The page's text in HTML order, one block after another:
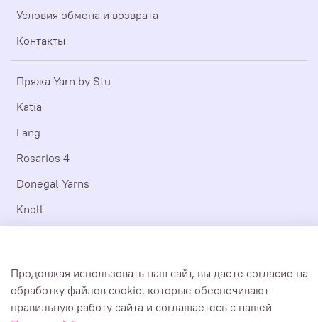
Условия обмена и возврата
Контакты
Пряжа Yarn by Stu
Katia
Lang
Rosarios 4
Donegal Yarns
Knoll
Все документы, мультимедиа и тексты, размещенные на сайте
Продолжая использовать наш сайт, вы даете согласие на
обработку файлов cookie, которые обеспечивают
правильную работу сайта и соглашаетесь с нашей